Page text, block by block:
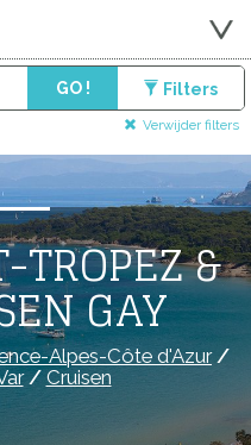
GO ! Filters
Verwijder filters
TROPEZ &
GAY
Alpes-Côte d'Azur/
/ Cruisen